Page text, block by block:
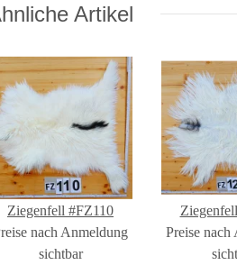
Artikel
Ziegenfell #FZ110
nach Anmeldung
sichtbar
Preise nach